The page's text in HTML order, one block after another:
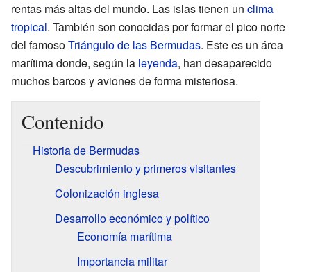
rentas más altas del mundo. Las islas tienen un clima
tropical. También son conocidas por formar el pico norte
del famosoTriángulo de las Bermudas. Este es un área
marítima donde, según la leyenda, han desaparecido
muchos barcos y aviones de forma misteriosa.
Contenido
Historia de Bermudas
Descubrimiento y primeros visitantes
Colonización inglesa
Desarrollo económico y político
Economía marítima
Importancia militar